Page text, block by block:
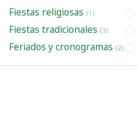
Fiestas religiosas (1)
Fiestas tradicionales (3)
Feriados y cronogramas (2)